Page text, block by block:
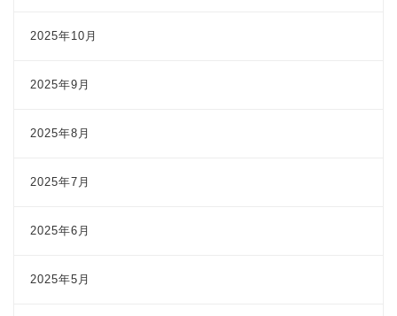
2025年10月
2025年9月
2025年8月
2025年7月
2025年6月
2025年5月